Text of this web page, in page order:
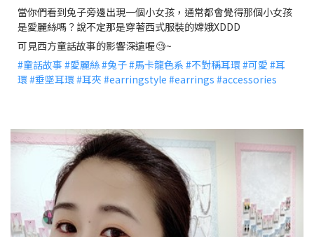
當你們看到兔子旁邊出現一個小女孩，通常都會覺得那個小女孩
是愛麗絲嗎？說不定那是穿著西式服裝的嫦娥XDDD
可見西方童話故事的影響深遠喔🧐~
#童話故事 #愛麗絲#兔子#馬卡龍色系 #不對稱耳環#可愛 #耳
環#垂墜耳環#耳夾 #earringstyle #earrings #accessories